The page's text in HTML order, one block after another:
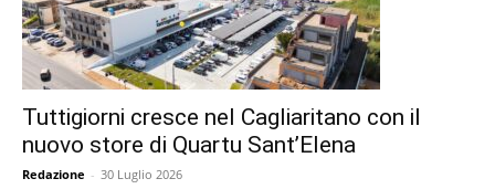
Tuttigiorni cresce nel Cagliaritano con il
nuovo store di Quartu Sant’Elena
Redazione - 30 Luglio 2026